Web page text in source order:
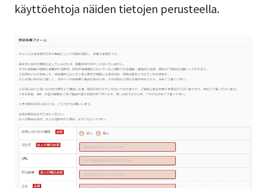
käyttöehtoja näiden tietojen perusteella.